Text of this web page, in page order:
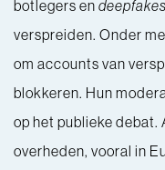
botlegers en deepfakes
verspreiden. Onder
om accounts van
blokkeren. Hun
op het publieke debat.
overheden, vooral in